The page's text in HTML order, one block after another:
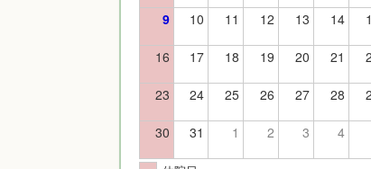
9 10 11 12 13 14
16 17 18 19 20 21
23 24 25 26 27 28
30 31 1 2 3 4